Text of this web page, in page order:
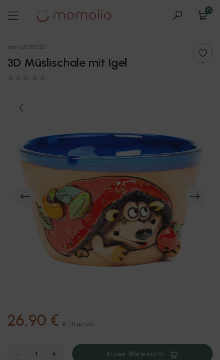
0
art-G075022
3D Müslischale mit Igel
26,90 € Bruttopreis
+ In den Warenkorb